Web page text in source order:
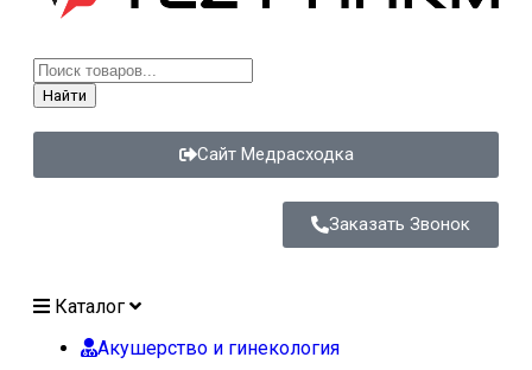
Найти
Сайт Медрасходка
Заказать Звонок
Каталог
Акушерство и гинекология